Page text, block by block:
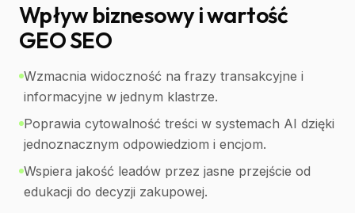
Wpływ biznesowy i wartość
GEO SEO
Wzmacnia widoczność na frazy transakcyjne i
informacyjne w jednym klastrze.
Poprawia cytowalność treści w systemach AI dzięki
jednoznacznym odpowiedziom i encjom.
Wspiera jakość leadów przez jasne przejście od
edukacji do decyzji zakupowej.